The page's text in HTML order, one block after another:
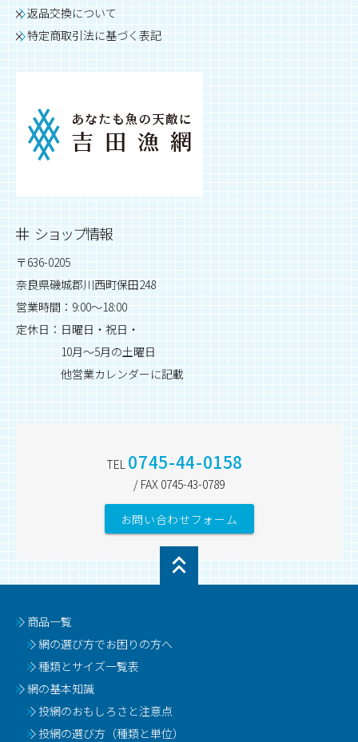
返品交換について
特定商取引法に基づく表記
ショップ情報
〒636-0205
奈良県磯城郡川西町保田248
営業時間：9:00～18:00
定休日：日曜日・祝日・
10月～5月の土曜日
他営業カレンダーに記載
TEL 0745-44-0158
/ FAX 0745-43-0789
お問い合わせフォーム
商品一覧
網の選び方でお困りの方へ
種類とサイズ一覧表
網の基本知識
投網のおもしろさと注意点
投網の選び方（種類と単位）